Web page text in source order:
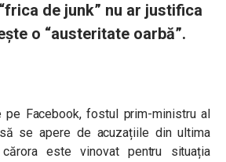
de junk” nu ar justifica
o “austeritate oarbă”.
pe Facebook, fostul prim-ministru al
se apere de acuzațiile din ultima
este vinovat pentru situația